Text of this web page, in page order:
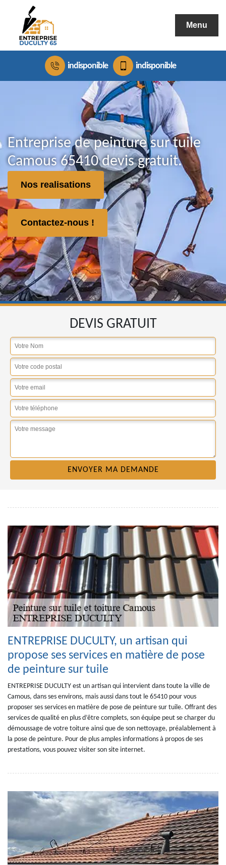
Menu
indisponible indisponible
Entreprise de peinture sur tuile
Camous 65410 devis gratuit.
Nos realisations
Contactez-nous !
DEVIS GRATUIT
ENTREPRISE DUCULTY, un artisan qui
propose ses services en matière de pose
de peinture sur tuile
ENTREPRISE DUCULTY est un artisan qui intervient dans toute la ville de
Camous, dans ses environs, mais aussi dans tout le 65410 pour vous
proposer ses services en matière de pose de peinture sur tuile. Offrant des
services de qualité en plus d’être complets, son équipe peut se charger du
démoussage de votre toiture ainsi que de son nettoyage, préalablement à
la pose de peinture. Pour de plus amples informations à propos de ses
prestations, vous pouvez visiter son site internet.